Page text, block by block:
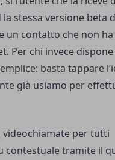
stessa versione beta
un contatto che non
Per chi invece
basta tappare
già usiamo per
videochiamate per tutti
contestuale tramite il